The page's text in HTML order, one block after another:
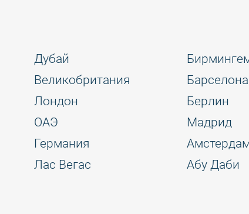
Дубай
Великобритания
Лондон
ОАЭ
Германия
Лас Вегас
Барселона
Берлин
Мадрид
Абу Даби